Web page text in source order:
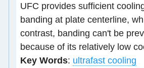
UFC provides sufficient
banding at plate centerline,
contrast, banding can't be
because of its relatively low
Key Words: ultrafast cooling